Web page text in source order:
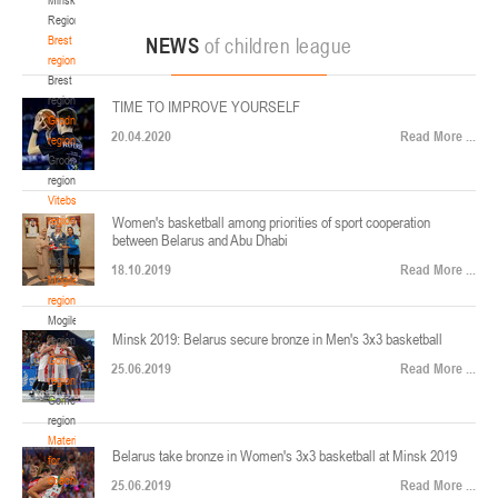
Region
Brest
region
Brest
region
Grodno
region
Grodno
region
Vitebsk
region
Vitebsk
region
Mogilev
region
Mogilev
region
Gomel
region
Gomel
region
Materials
for
coaches
ул. Ленинградская, 4
Минск
Финал четырех – юноши 2014-2015 гг.р., Дивизион 2, 22-24 апреля 2026 г., г.
Минск, ул. Стадионная, 3
U-12, девушки
V тур – девушки 2014-2015 гг.р., Дивизион 1, 17-19 апреля 2026 г., г. Гомель,
ул. Б.Хмельницкого, 118а
Минск
Финал 4-х – девушки 2010-2011 гг.р., Дивизион 2, 14-16 апреля 2026 г., г.
Минск, ул. Стадионная, 3
NEWS of children league
TIME TO IMPROVE YOURSELF
20.04.2020 Read More ...
Women's basketball among priorities of sport cooperation
between Belarus and Abu Dhabi
18.10.2019 Read More ...
Minsk 2019: Belarus secure bronze in Men's 3x3 basketball
25.06.2019 Read More ...
Belarus take bronze in Women's 3x3 basketball at Minsk 2019
25.06.2019 Read More ...